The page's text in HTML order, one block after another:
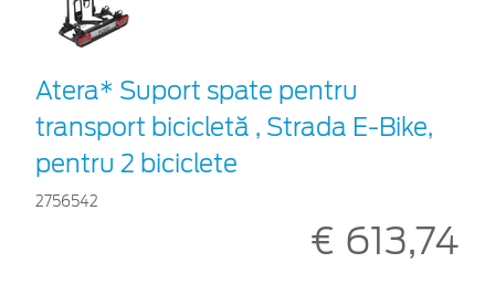
Atera* Suport spate pentru
transport bicicletă , Strada E-Bike,
pentru 2 biciclete
2756542
€ 613,74